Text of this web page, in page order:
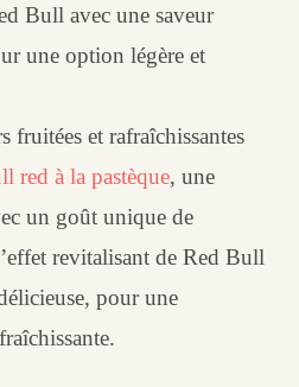
Bull avec une saveur
une option légère et
fruitées et rafraîchissantes
red à la pastèque, une
un goût unique de
revitalisant de Red Bull
pour une